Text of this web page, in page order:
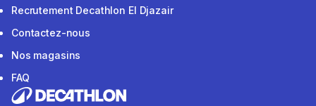
Recrutement Decathlon El Djazair
Contactez-nous
Nos magasins
FAQ